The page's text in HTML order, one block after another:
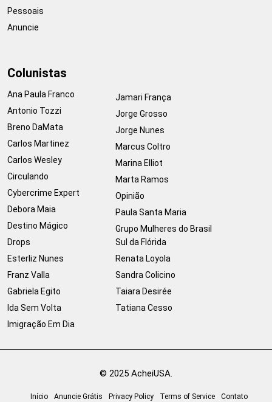
Pessoais
Anuncie
Colunistas
Ana Paula Franco
Antonio Tozzi
Breno DaMata
Carlos Martinez
Carlos Wesley
Circulando
Cybercrime Expert
Debora Maia
Destino Mágico
Drops
Esterliz Nunes
Franz Valla
Gabriela Egito
Ida Sem Volta
Imigração Em Dia
Jamari França
Jorge Grosso
Jorge Nunes
Marcus Coltro
Marina Elliot
Marta Ramos
Opinião
Paula Santa Maria
Grupo Mulheres do Brasil
Sul da Flórida
Renata Loyola
Sandra Colicino
Taiara Desirée
Tatiana Cesso
© 2025 AcheiUSA.
Início Anuncie Grátis Privacy Policy Terms of Service Contato